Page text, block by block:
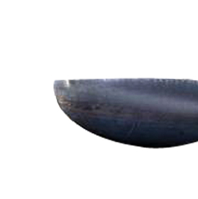
湖北椎
湖北库